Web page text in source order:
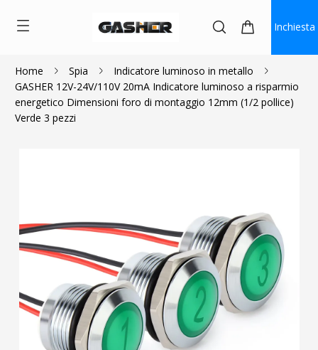
Inchiesta
Home Spia
Indicatore luminoso in metallo
GASHER 12V-24V/110V 20mA Indicatore luminoso a risparmio
energetico Dimensioni foro di montaggio 12mm (1/2 pollice)
Verde 3 pezzi
$9.89